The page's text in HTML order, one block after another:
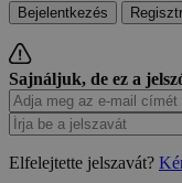
Bejelentkezés
Sajnáljuk, de ez a
Elfelejtette jelszavát?